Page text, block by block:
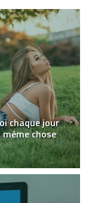
chaque jour
chose